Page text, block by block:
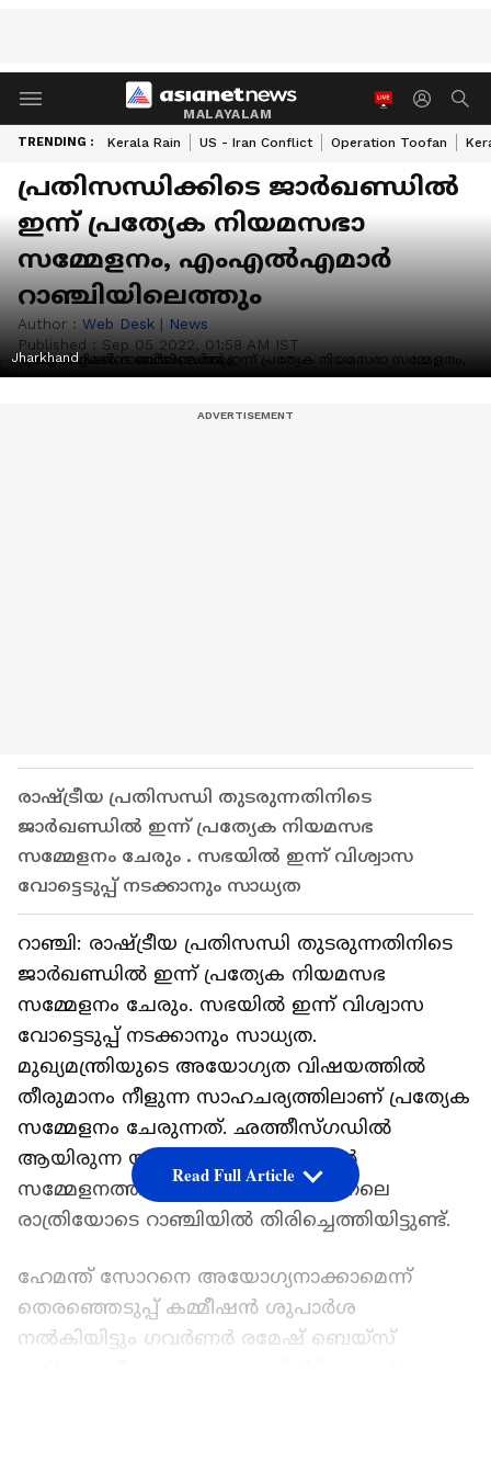
MALAYALAM
TRENDING : Kerala Rain US - Iran Conflict Operation Toofan
പ്രതിസന്ധിക്കിടെ ജാർഖണ്ഡില്‍
ഇന്ന് പ്രത്യേക നിയമസഭാ
സമ്മേളനം, എംഎൽഎമാർ
റാഞ്ചിയിലെത്തും
Author : Web Desk | News
Published : Sep 05 2022, 01:58 AM IST
Jharkhand
രാഷ്ട്രീയ പ്രതിസന്ധി തുടരുന്നതിനിടെ
ജാർഖണ്ഡില്‍ ഇന്ന് പ്രത്യേക നിയമസഭ
സമ്മേളനം ചേരും . സഭയില്‍ ഇന്ന് വിശ്വാസ
വോട്ടെടുപ്പ് നടക്കാനും സാധ്യത
റാഞ്ചി: രാഷ്ട്രീയ പ്രതിസന്ധി തുടരുന്നതിനിടെ
ജാർഖണ്ഡില്‍ ഇന്ന് പ്രത്യേക നിയമസഭ
സമ്മേളനം ചേരും. സഭയില്‍ ഇന്ന് വിശ്വാസ
വോട്ടെടുപ്പ് നടക്കാനും സാധ്യത.
മുഖ്യമന്ത്രിയുടെ അയോഗ്യത വിഷയത്തില്‍
തീരുമാനം നീളുന്ന സാഹചര്യത്തിലാണ് പ്രത്യേക
സമ്മേളനം ചേരുന്നത്. ഛത്തീസ്ഗഡില്‍
ആയിരുന്ന യുപിഎ എംഎല്‍എമാര്‍
സമ്മേളനത്തില്‍ പങ്കെടുക്കാൻ ഇന്നലെ
രാത്രിയോടെ റാഞ്ചിയില്‍ തിരിച്ചെത്തിയിട്ടുണ്ട്.
ഹേമന്ത് സോറനെ അയോഗ്യനാക്കാമെന്ന്
തെരഞ്ഞെടുപ്പ് കമ്മീഷന്‍ ശുപാർശ
നല്‍കിയിട്ടും ഗവർണർ രമേഷ് ബെയ്സ്
Read Full Article